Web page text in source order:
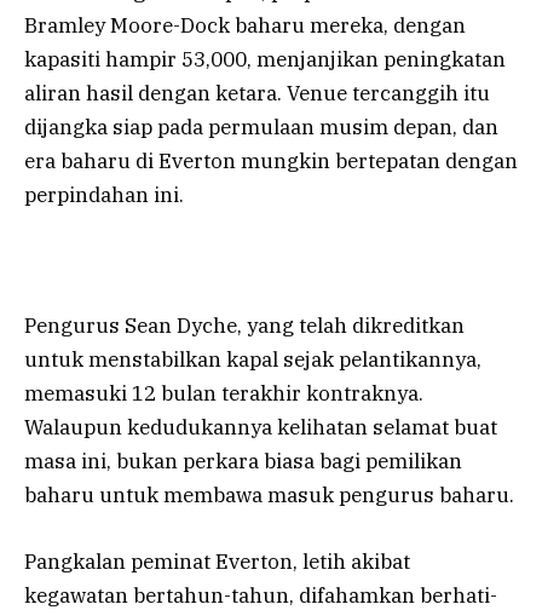
Bramley Moore-Dock baharu mereka, dengan
kapasiti hampir 53,000, menjanjikan peningkatan
aliran hasil dengan ketara. Venue tercanggih itu
dijangka siap pada permulaan musim depan, dan
era baharu di Everton mungkin bertepatan dengan
perpindahan ini.
Pengurus Sean Dyche, yang telah dikreditkan
untuk menstabilkan kapal sejak pelantikannya,
memasuki 12 bulan terakhir kontraknya.
Walaupun kedudukannya kelihatan selamat buat
masa ini, bukan perkara biasa bagi pemilikan
baharu untuk membawa masuk pengurus baharu.
Pangkalan peminat Everton, letih akibat
kegawatan bertahun-tahun, difahamkan berhati-